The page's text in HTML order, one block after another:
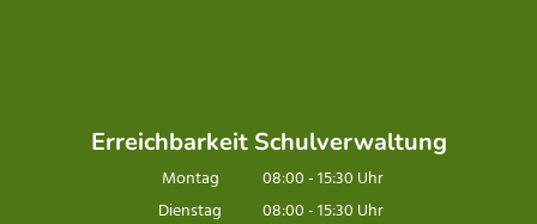
Erreichbarkeit Schulverwaltung
Montag 08:00-15:30 Uhr
Von 08:00 bis 15:30 Uhr
Dienstag 08:00-15:30 Uhr